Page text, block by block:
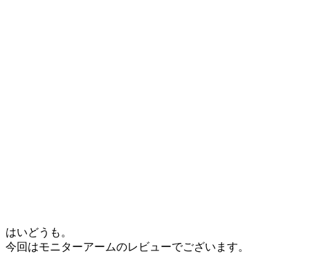
はいどうも。
今回はモニターアームのレビューでございます。